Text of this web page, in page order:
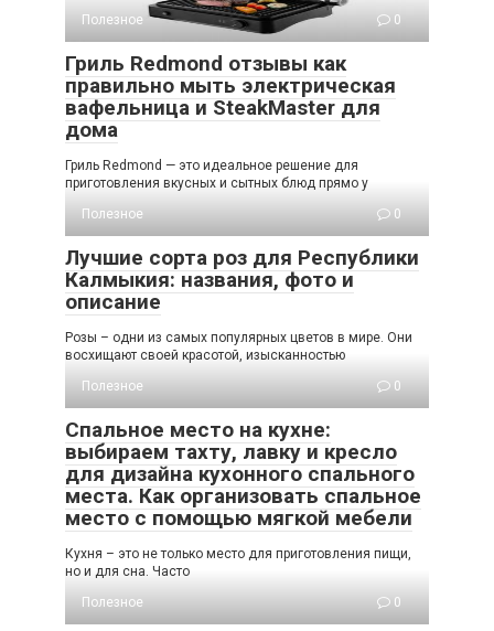
Полезное 0
Гриль Redmond отзывы как
правильно мыть электрическая
вафельница и SteakMaster для
дома
Гриль Redmond — это идеальное решение для
приготовления вкусных и сытных блюд прямо у
Полезное
0
Лучшие сорта роз для Республики
Калмыкия: названия, фото и
описание
Розы – одни из самых популярных цветов в мире. Они
восхищают своей красотой, изысканностью
Полезное
0
Спальное место на кухне:
выбираем тахту, лавку и кресло
для дизайна кухонного спального
места. Как организовать спальное
место с помощью мягкой мебели
Кухня – это не только место для приготовления пищи,
но и для сна. Часто
Полезное
0